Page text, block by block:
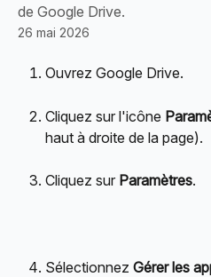
de Google Drive.
26 mai 2026
Ouvrez Google Drive.
Cliquez sur l'icône
haut à droite de la page).
Cliquez sur Paramètres.
Sélectionnez Gérer les